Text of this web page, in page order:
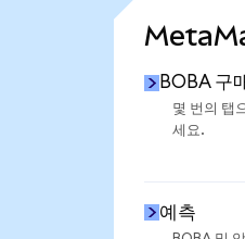
BOBA 구
몇 번의 탭
세요.
예측